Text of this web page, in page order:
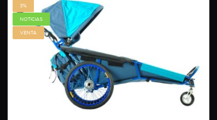
3%
NOTICIAS
VENTA